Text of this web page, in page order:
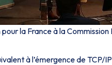
pour la France à la Commission
à l’émergence de TCP/IP